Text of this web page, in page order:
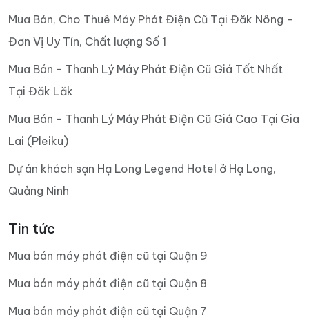
Mua Bán, Cho Thuê Máy Phát Điện Cũ Tại Đăk Nông -
Đơn Vị Uy Tín, Chất lượng Số 1
Mua Bán - Thanh Lý Máy Phát Điện Cũ Giá Tốt Nhất
Tại Đăk Lăk
Mua Bán - Thanh Lý Máy Phát Điện Cũ Giá Cao Tại Gia
Lai (Pleiku)
Dự án khách sạn Hạ Long Legend Hotel ở Hạ Long,
Quảng Ninh
Tin tức
Mua bán máy phát điện cũ tại Quận 9
Mua bán máy phát điện cũ tại Quận 8
Mua bán máy phát điện cũ tại Quận 7